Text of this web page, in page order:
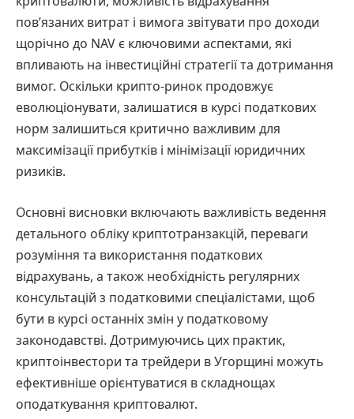
пов’язаних витрат і вимога звітувати про доходи
щорічно до NAV є ключовими аспектами, які
впливають на інвестиційні стратегії та дотримання
вимог. Оскільки крипто-ринок продовжує
еволюціонувати, залишатися в курсі податкових
норм залишиться критично важливим для
максимізації прибутків і мінімізації юридичних
ризиків.
Основні висновки включають важливість ведення
детального обліку криптотранзакцій, переваги
розуміння та використання податкових
відрахувань, а також необхідність регулярних
консультацій з податковими спеціалістами, щоб
бути в курсі останніх змін у податковому
законодавстві. Дотримуючись цих практик,
криптоінвестори та трейдери в Угорщині можуть
ефективніше орієнтуватися в складнощах
оподаткування криптовалют.